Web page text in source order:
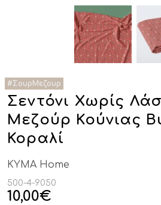
Σεντόνι Χωρίς
Μεζούρ Κούνιας
Κοραλί
KYMA Home
500-4-9050
10,00€